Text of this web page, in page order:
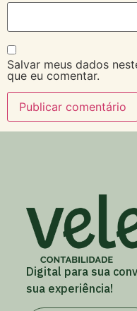
Salvar meus dados
que eu comentar.
Digital para sua
sua experiência!